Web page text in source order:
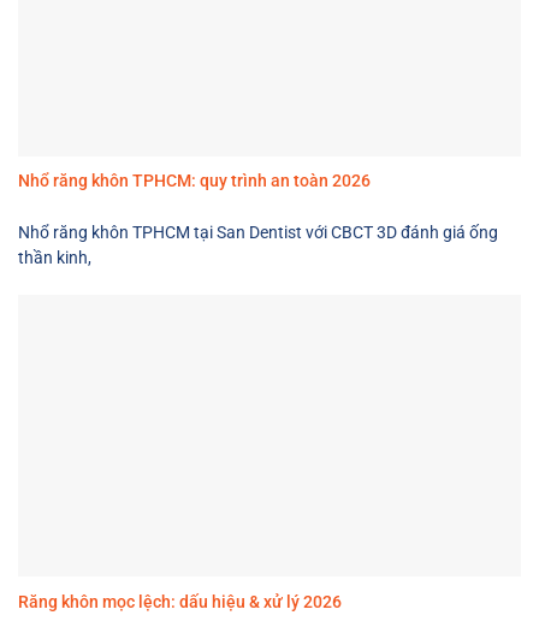
Nhổ răng khôn TPHCM: quy trình an toàn 2026
Nhổ răng khôn TPHCM tại San Dentist với CBCT 3D đánh giá ống
thần kinh,
Răng khôn mọc lệch: dấu hiệu & xử lý 2026